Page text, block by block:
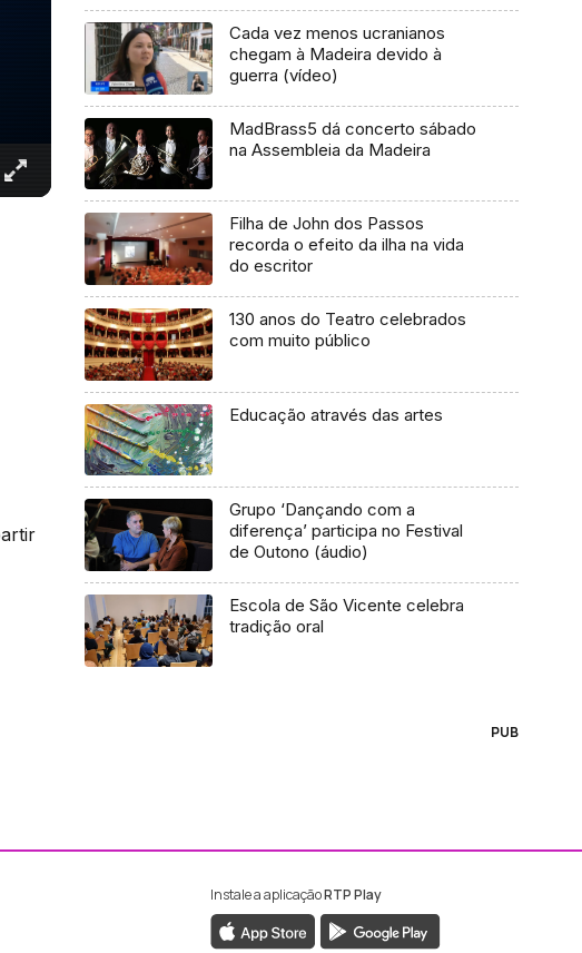
Cada vez menos ucranianos
chegam à Madeira devido à
guerra (vídeo)
MadBrass5 dá concerto sábado
na Assembleia da Madeira
Filha de John dos Passos
recorda o efeito da ilha na vida
do escritor
130 anos do Teatro celebrados
com muito público
Educação através das artes
Grupo ‘Dançando com a
diferença’ participa no Festival
de Outono (áudio)
Escola de São Vicente celebra
tradição oral
PUB
Facebook da RTP Madeira
ao Instagram da RTP Madeira
Instale a aplicaçãoRTP Play